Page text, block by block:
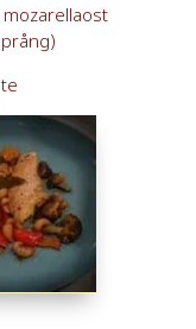
mozarellaost